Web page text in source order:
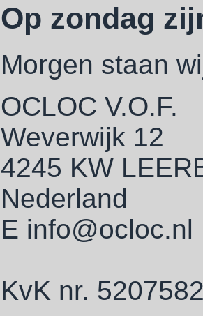
Op zondag
Morgen staan
OCLOC V.O.F.
Weverwijk 12
4245 KW
Nederland
E info@ocloc.nl
KvK nr.